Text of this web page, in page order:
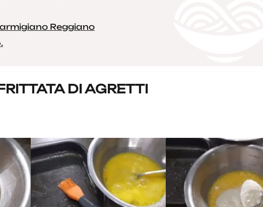
Reggiano
DI AGRETTI